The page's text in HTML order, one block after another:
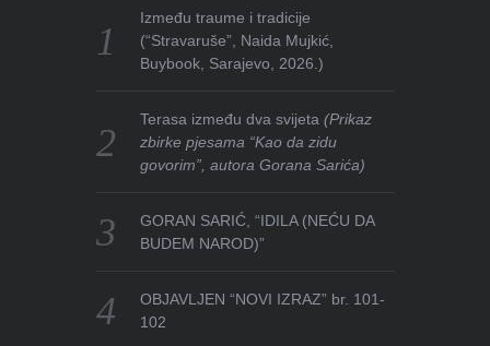
Između traume i tradicije
(“Stravaruše”, Naida Mujkić,
Buybook, Sarajevo, 2026.)
Terasa između dva svijeta(Prikaz
zbirke pjesama “Kao da zidu
govorim”, autora Gorana Sarića)
GORAN SARIĆ, “IDILA (NEĆU DA
BUDEM NAROD)”
OBJAVLJEN “NOVI IZRAZ” br. 101-
102